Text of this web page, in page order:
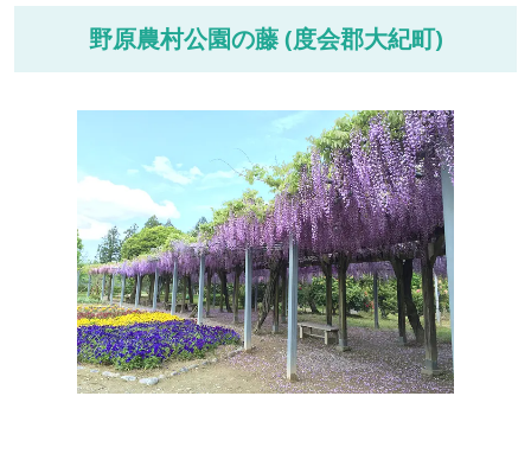
野原農村公園の藤 (度会郡大紀町)